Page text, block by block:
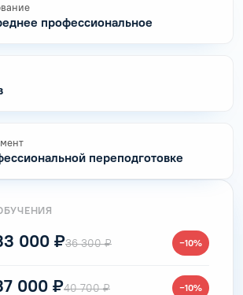
профессиональное
переподготовке
000 ₽36 300 ₽ −10%
000 ₽40 700 ₽ −10%